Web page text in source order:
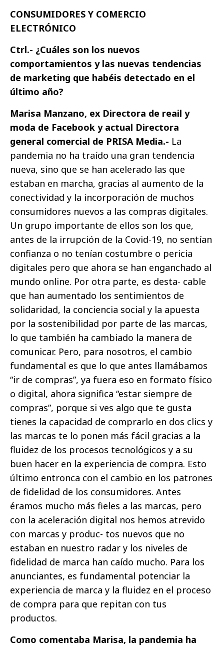
CONSUMIDORES Y COMERCIO
ELECTRÓNICO
Ctrl.- ¿Cuáles son los nuevos
comportamientos y las nuevas tendencias
de marketing que habéis detectado en el
último año?
Marisa Manzano, ex Directora de reail y
moda de Facebook y actual Directora
general comercial de PRISA Media.- La
pandemia no ha traído una gran tendencia
nueva, sino que se han acelerado las que
estaban en marcha, gracias al aumento de la
conectividad y la incorporación de muchos
consumidores nuevos a las compras digitales.
Un grupo importante de ellos son los que,
antes de la irrupción de la Covid-19, no sentían
confianza o no tenían costumbre o pericia
digitales pero que ahora se han enganchado al
mundo online. Por otra parte, es desta- cable
que han aumentado los sentimientos de
solidaridad, la conciencia social y la apuesta
por la sostenibilidad por parte de las marcas,
lo que también ha cambiado la manera de
comunicar. Pero, para nosotros, el cambio
fundamental es que lo que antes llamábamos
“ir de compras”, ya fuera eso en formato físico
o digital, ahora significa “estar siempre de
compras”, porque si ves algo que te gusta
tienes la capacidad de comprarlo en dos clics y
las marcas te lo ponen más fácil gracias a la
fluidez de los procesos tecnológicos y a su
buen hacer en la experiencia de compra. Esto
último entronca con el cambio en los patrones
de fidelidad de los consumidores. Antes
éramos mucho más fieles a las marcas, pero
con la aceleración digital nos hemos atrevido
con marcas y produc- tos nuevos que no
estaban en nuestro radar y los niveles de
fidelidad de marca han caído mucho. Para los
anunciantes, es fundamental potenciar la
experiencia de marca y la fluidez en el proceso
de compra para que repitan con tus
productos.
Como comentaba Marisa, la pandemia ha